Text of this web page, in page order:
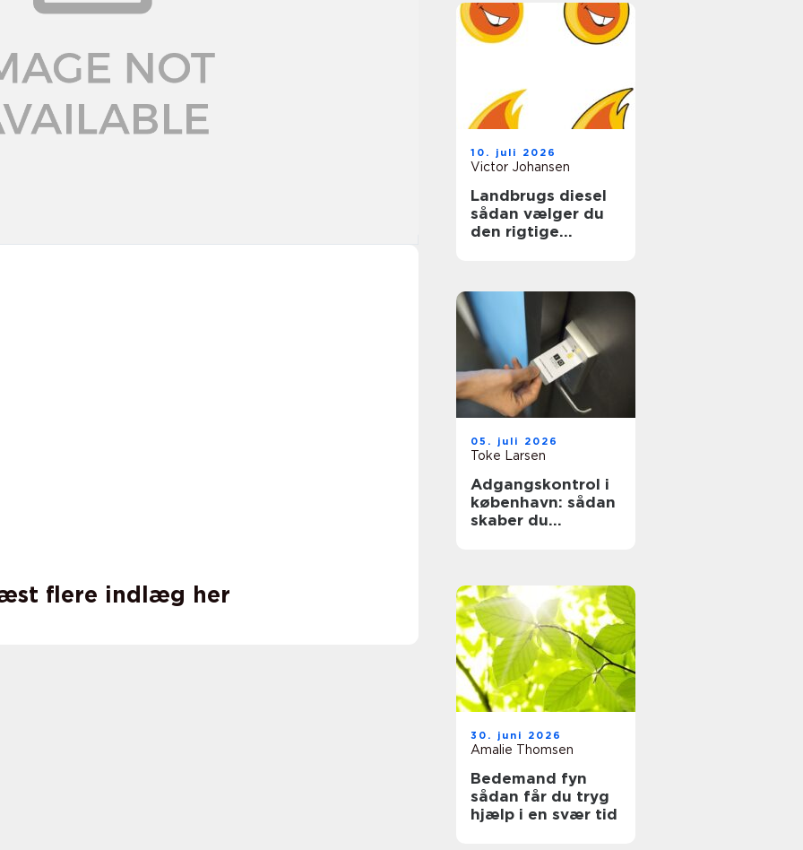
flere indlæg her
10. juli 2026
Victor Johansen
Landbrugs diesel
sådan vælger du
den rigtige
05. juli 2026
Toke Larsen
Adgangskontrol i
københavn: sådan
skaber du
30. juni 2026
Amalie Thomsen
Bedemand fyn
sådan får du tryg
hjælp i en svær tid